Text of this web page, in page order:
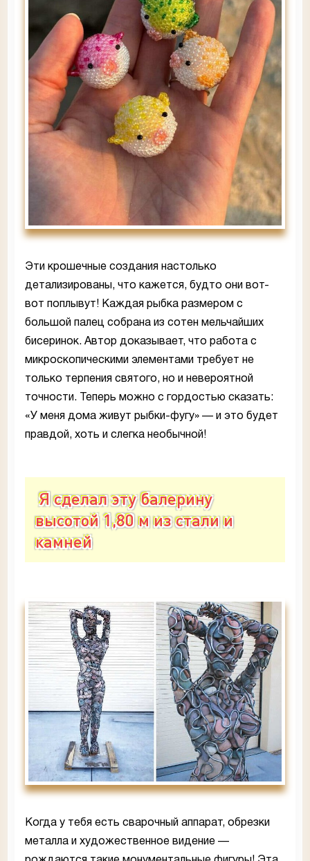
Эти крошечные создания настолько
детализированы, что кажется, будто они вот-
вот поплывут! Каждая рыбка размером с
большой палец собрана из сотен мельчайших
бисеринок. Автор доказывает, что работа с
микроскопическими элементами требует не
только терпения святого, но и невероятной
точности. Теперь можно с гордостью сказать:
«У меня дома живут рыбки-фугу» — и это будет
правдой, хоть и слегка необычной!
Я сделал эту балерину
высотой 1,80 м из стали и
камней
Когда у тебя есть сварочный аппарат, обрезки
металла и художественное видение —